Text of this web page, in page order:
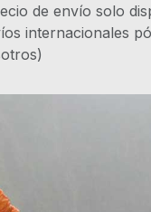
de envío solo
internacionales